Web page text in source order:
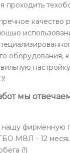
проходить
качество
оборудования,
мы
фирменную
ГБО МВЛ - 12
(!)